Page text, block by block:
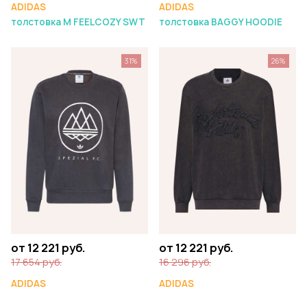
ADIDAS
толстовка M FEELCOZY SWT
ADIDAS
толстовка BAGGY HOODIE
от 12 221 руб.
17 654 руб.
ADIDAS
31%
от 12 221 руб.
16 296 руб.
ADIDAS
26%